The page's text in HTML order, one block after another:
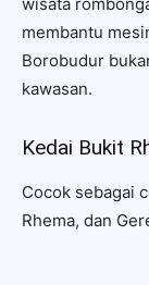
membantu
Borobudur
kawasan.
Kedai Bukit
Cocok sebagai
Rhema, dan